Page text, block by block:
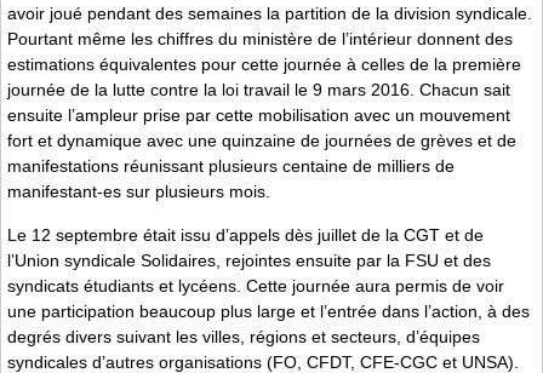
avoir joué pendant des semaines la partition de la division syndicale.
Pourtant même les chiffres du ministère de l’intérieur donnent des
estimations équivalentes pour cette journée à celles de la première
journée de la lutte contre la loi travail le 9 mars 2016. Chacun sait
ensuite l’ampleur prise par cette mobilisation avec un mouvement
fort et dynamique avec une quinzaine de journées de grèves et de
manifestations réunissant plusieurs centaine de milliers de
manifestant-es sur plusieurs mois.
Le 12 septembre était issu d’appels dès juillet de la CGT et de
l’Union syndicale Solidaires, rejointes ensuite par la FSU et des
syndicats étudiants et lycéens. Cette journée aura permis de voir
une participation beaucoup plus large et l’entrée dans l’action, à des
degrés divers suivant les villes, régions et secteurs, d’équipes
syndicales d’autres organisations (FO, CFDT, CFE-CGC et UNSA).